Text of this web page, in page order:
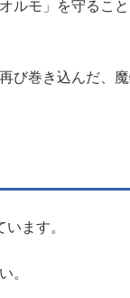
ルモ」を守るこ
び巻き込んだ、
ます。
。